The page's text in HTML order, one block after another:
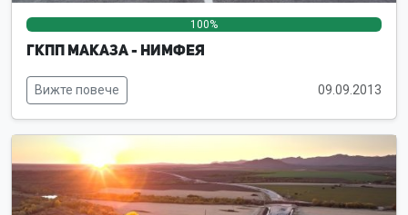
100%
ГКПП Маказа - Нимфея
Вижте повече 09.09.2013